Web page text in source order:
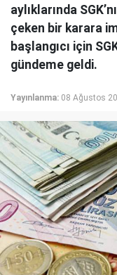
aylıklarında
çeken bir karara
başlangıcı için
gündeme geldi.
Yayınlanma: 08 Ağustos